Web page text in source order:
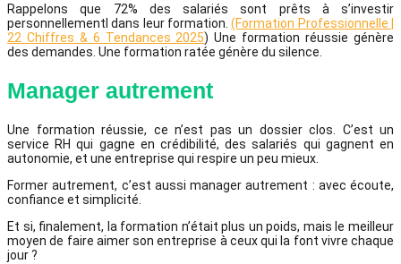
Rappelons que 72% des salariés sont prêts à s’investir
personnellementl dans leur formation.(Formation Professionnelle |
22 Chiffres & 6 Tendances 2025) Une formation réussie génère
des demandes. Une formation ratée génère du silence.
Manager autrement
Une formation réussie, ce n’est pas un dossier clos. C’est un
service RH qui gagne en crédibilité, des salariés qui gagnent en
autonomie, et une entreprise qui respire un peu mieux.
Former autrement, c’est aussi manager autrement : avec écoute,
confiance et simplicité.
Et si, finalement, la formation n’était plus un poids, mais le meilleur
moyen de faire aimer son entreprise à ceux qui la font vivre chaque
jour ?